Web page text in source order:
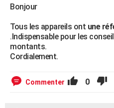
Bricolage
Lifestyle
Culture
Sport
Auto
Television
Voyage
Cinema
Bonjour
Tous les appareils ont une
.Indispensable pour les
montants.
Cordialement.
Commenter 0